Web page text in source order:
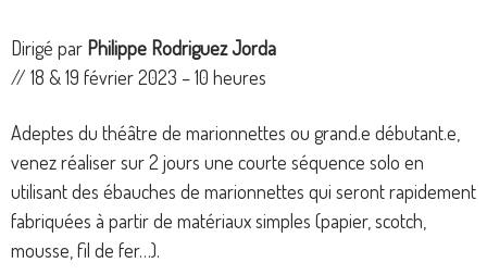
Dirigé par Philippe Rodriguez Jorda
// 18 & 19 février 2023 – 10 heures
Adeptes du théâtre de marionnettes ou grand.e débutant.e,
venez réaliser sur 2 jours une courte séquence solo en
utilisant des ébauches de marionnettes qui seront rapidement
fabriquées à partir de matériaux simples (papier, scotch,
mousse, fil de fer…).